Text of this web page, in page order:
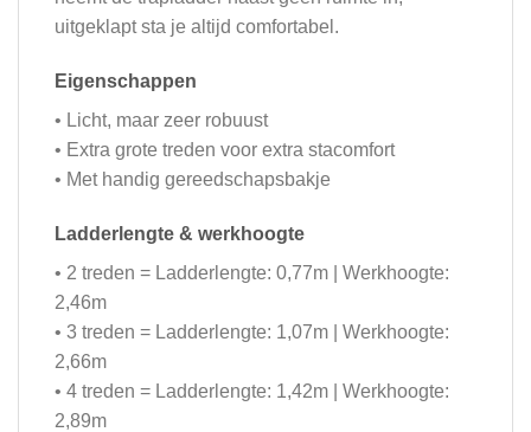
uitgeklapt sta je altijd comfortabel.
Eigenschappen
• Licht, maar zeer robuust
• Extra grote treden voor extra stacomfort
• Met handig gereedschapsbakje
Ladderlengte & werkhoogte
• 2 treden = Ladderlengte: 0,77m | Werkhoogte:
2,46m
• 3 treden = Ladderlengte: 1,07m | Werkhoogte:
2,66m
• 4 treden = Ladderlengte: 1,42m | Werkhoogte:
2,89m